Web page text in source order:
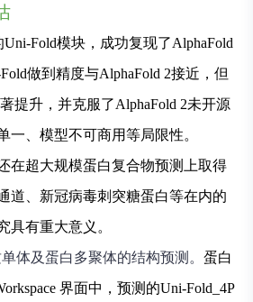
Uni-Fold模块，成功复现了AlphaFold
做到精度与AlphaFold 2接近，但
提升，并克服了AlphaFold 2未开源
一、模型不可商用等局限性。
在超大规模蛋白复合物预测上取得
道、新冠病毒刺突糖蛋白等在内的
具有重大意义。
体及蛋白多聚体的结构预测。蛋白
界面中，预测的Uni-Fold_4P